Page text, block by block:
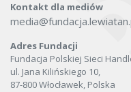
Kontakt dla mediów
Adres Fundacji
Fundacja Polskiej Sieci
ul. Jana Kilińskiego 10,
87-800 Włocławek, Polska